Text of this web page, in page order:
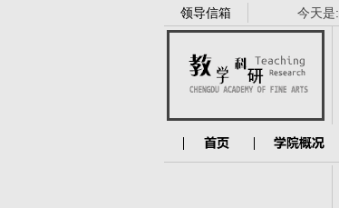
领导信箱 今天是: